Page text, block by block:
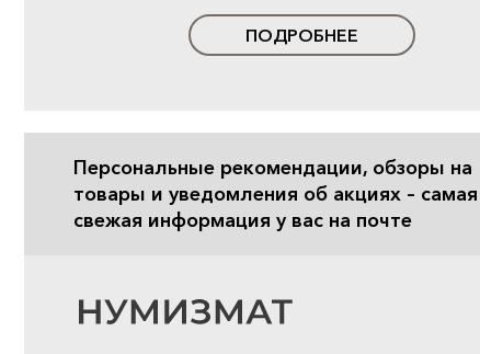
ПОДРОБНЕЕ
Персональные рекомендации, обзоры на
товары и уведомления об акциях – самая
свежая информация у вас на почте